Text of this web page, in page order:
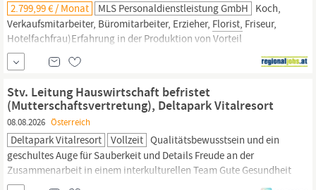
2.799,99 € / Monat MLS Personaldienstleistung GmbH Koch,
Verkaufsmitarbeiter, Büromitarbeiter, Erzieher, Florist, Friseur,
Hotelfachfrau)Erfahrung in der Produktion von Vorteil
(Produktionsmitarbeiter, Produktionshelfer, Staplerfahrer,
Kommissionierer, Lagerarbeiter,
LeumundszeugnisKommunikationssichere Deutschkenntnisse
(zur Dokumentation der Arbeitsprozesse)Keine...
Stv. Leitung Hauswirtschaft befristet
(Mutterschaftsvertretung), Deltapark Vitalresort
08.08.2026 Österreich
Deltapark Vitalresort Vollzeit Qualitätsbewusstsein und ein
geschultes Auge für Sauberkeit und Details Freude an der
Zusammenarbeit in einem interkulturellen Team Gute Gesundheit
und körperliche Belastbarkeit Affinität zu Gesundheit, Fitness und